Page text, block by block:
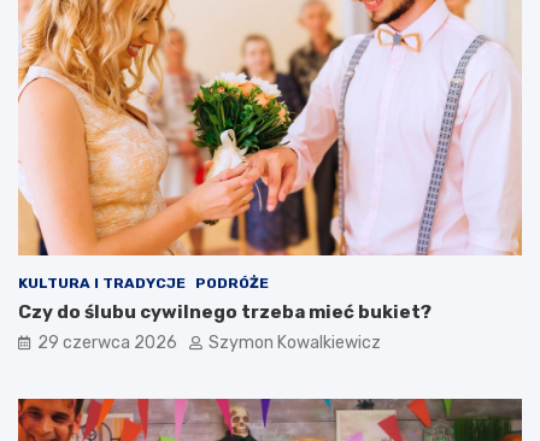
KULTURA I TRADYCJE PODRÓŻE
Czy do ślubu cywilnego trzeba mieć bukiet?
29 czerwca 2026 Szymon Kowalkiewicz